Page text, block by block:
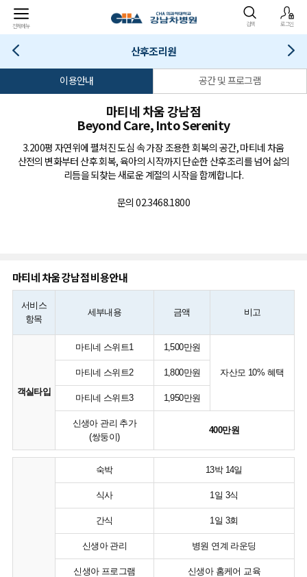
전체메뉴 검색 로그인
산후조리원
이용안내 공간 및 프로그램
마티네 차움 강남점
Beyond Care, Into Serenity
3.200평 자연위에 펼쳐진 도심 속 가장 조용한 회복의 공간, 마티네 차움
산전의 변화부터 산후 회복, 육아의 시작까지 단순한 산후조리를 넘어 삶의
리듬을 되찾는 새로운 계절의 시작을 함께합니다.
문의 02.3468.1800
마티네 차움 강남점 비용안내
서비스
항목
세부내용 금액 비고
객실타입
마티네 스위트1 1,500만원
자산모 10% 혜택
마티네 스위트2 1,800만원
마티네 스위트3 1,950만원
신생아 관리 추가
(쌍둥이)
400만원
숙박 13박 14일
식사 1일 3식
간식 1일 3회
신생아 관리 병원 연계 라운딩
신생아 프로그램 신생아 홈케어 교육